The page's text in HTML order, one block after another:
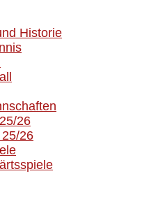
Historie
26
26